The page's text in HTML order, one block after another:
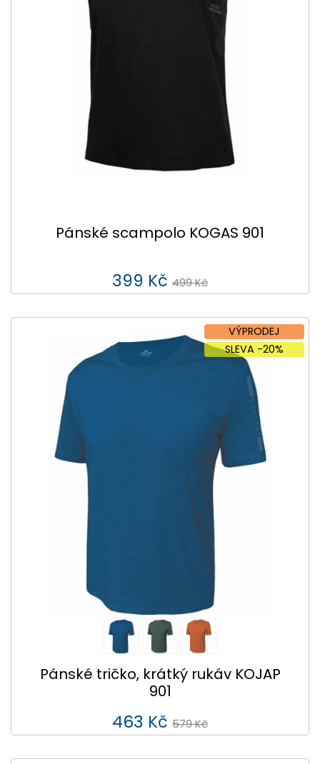
Pánské scampolo KOGAS 901
399 Kč 499 Kč
VÝPRODEJ
SLEVA -20%
Pánské tričko, krátký rukáv KOJAP
901
463 Kč 579 Kč